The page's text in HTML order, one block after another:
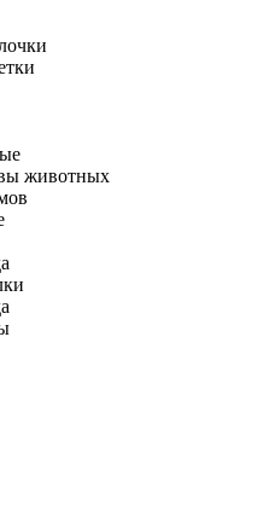
животных